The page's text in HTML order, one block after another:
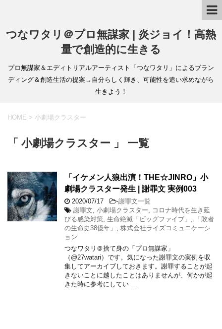
つなワタリ＠プロ無謀家 | 炎ジョイ！高熱
量で創造的に生きる
プロ無謀家＆エディトリアルアーティスト「つなワタリ」によるブラン
ディング＆創造生活の提案→自分らしく輝き、可能性を追い求めながら
生きよう！
HOME > 小劇場クラスター
「 小劇場クラスター 」 一覧
「イケメン人狼出演！THE☆JINRO」小
劇場クラスター発生 | 謝罪文 実例003
2020/07/17 -謝罪文一覧
謝罪文 小劇場クラスター
コロナ時代を生き延
びる感染対策 生命絶滅「ビッグファイブ」
「敗者
の生命史38億年」
株式会社ライズコミュニケーシ
ョン
つなワタリ＠捨て身の「プロ無謀家」
（@27watari）です。気になった謝罪文の実例を収
集してアーカイブしておきます。謝罪することが起
きないことに越したことはありませんが、何かが起
きた時に参考にしてい …